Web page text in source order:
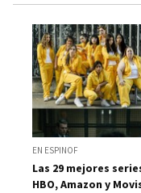
EN ESPINOF
Las 29 mejores
HBO, Amazon y